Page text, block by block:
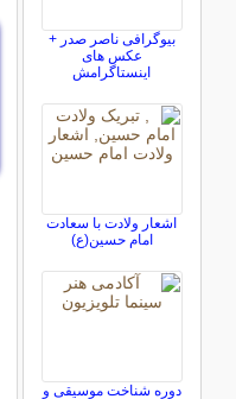
بيوگرافی ناصر صدر +
عکس های
اینستاگرامش
اشعار ولادت با سعادت
امام حسین(ع)
دوره شناخت موسیقی و